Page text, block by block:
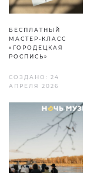
БЕСПЛАТНЫЙ
МАСТЕР-КЛАСС
«ГОРОДЕЦКАЯ
РОСПИСЬ»
СОЗДАНО: 24
АПРЕЛЯ 2026